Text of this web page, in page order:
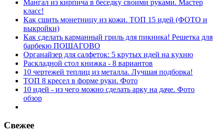
Мангал из кирпича в беседку своими руками. Мастер
класс!
Как сшить монетницу из кожи. ТОП 15 идей (ФОТО и
выкройки)
Как сделать карманный гриль для пикника! Решетка для
барбекю ПОШАГОВО
Органайзер для салфеток: 5 крутых идей на кухню
Раскладной стол книжка - 8 вариантов
10 чертежей теплиц из металла. Лучшая подборка!
ТОП 8 кресел в форме руки. Фото
10 идей - из чего можно сделать арку на даче. Фото
обзор
Свежее